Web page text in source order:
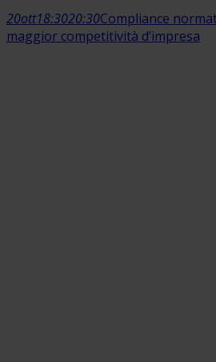
20ott18:3020:30Compliance
maggior competitività d’impresa